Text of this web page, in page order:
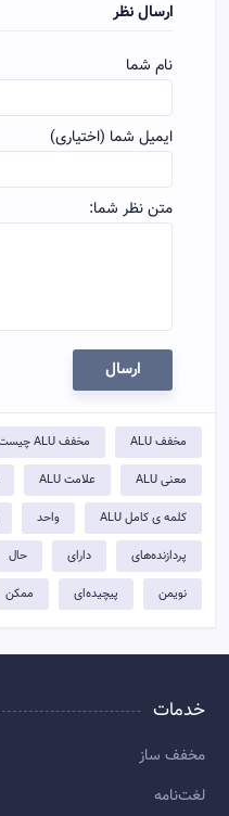
ارسال نظر
نام شما
ایمیل شما (اختیاری)
متن نظر شما:
ارسال
مخفف ALU مخفف ALU چیست
معنی ALU علامت ALU
کلمه ی کامل ALU واحد
پردازنده‌های دارای حال
نویمن پیچیده‌ای ممکن
خدمات
مخفف ساز
لغت‌نامه